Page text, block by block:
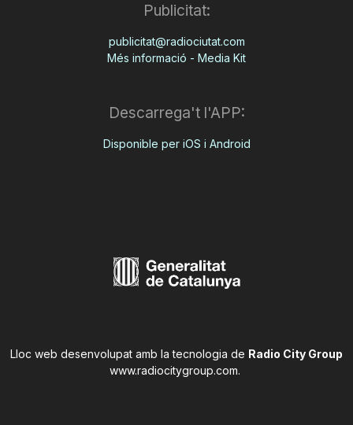
Publicitat:
publicitat@radiociutat.com
Més informació - Media Kit
Descarrega't l'APP:
Disponible per iOS i Android
Lloc web desenvolupat amb la tecnologia de Radio City Group
www.radiocitygroup.com.